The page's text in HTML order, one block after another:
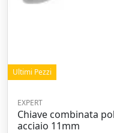
Ultimi Pezzi
EXPERT
Chiave combinata
acciaio 11mm